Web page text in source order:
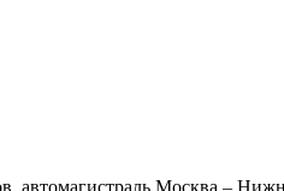
автомагистраль Москва –